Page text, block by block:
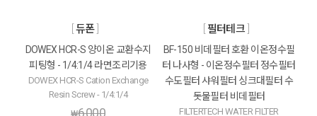
듀폰
DOWEX HCR-S 양이온 교환수지
피팅형 - 1/4:1/4 라면조리기용
DOWEX HCR-S Cation Exchange
Resin Screw - 1/4:1/4
필터테크
BF-150 비데필터 호환 이온정수필
터 나사형 - 이온정수필터 정수필터
수도필터 샤워필터 싱크대필터 수
돗물필터 비데필터
FILTERTECH WATER FILTER